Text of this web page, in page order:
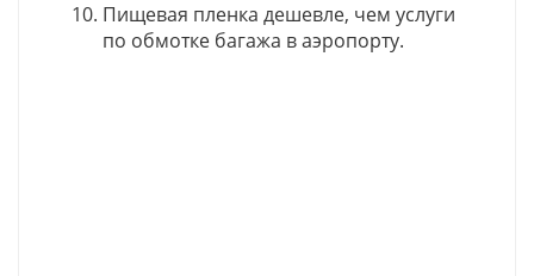
Пищевая пленка дешевле, чем услуги
по обмотке багажа в аэропорту.